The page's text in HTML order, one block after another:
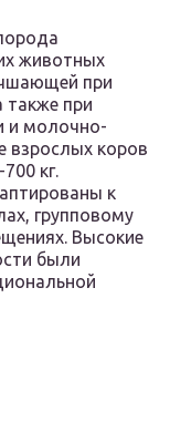
животных
при
также при
и молочно-
взрослых коров
кг.
к
групповому
Высокие
были